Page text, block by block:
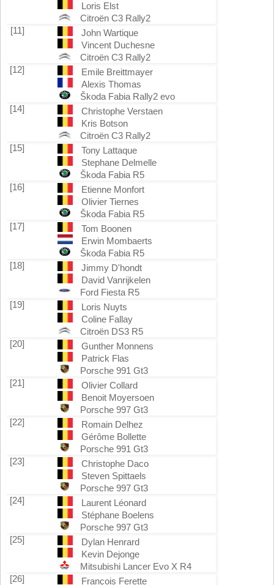
Loris Elst
Citroën C3 Rally2
[11]
John Wartique
Vincent Duchesne
Citroën C3 Rally2
[12]
Emile Breittmayer
Alexis Thomas
Škoda Fabia Rally2 evo
[14]
Christophe Verstaen
Kris Botson
Citroën C3 Rally2
[15]
Tony Lattaque
Stephane Delmelle
Škoda Fabia R5
[16]
Etienne Monfort
Olivier Tiernes
Škoda Fabia R5
[17]
Tom Boonen
Erwin Mombaerts
Škoda Fabia R5
[18]
Jimmy D'hondt
David Vanrijkelen
Ford Fiesta R5
[19]
Loris Nuyts
Coline Fallay
Citroën DS3 R5
[20]
Gunther Monnens
Patrick Flas
Porsche 991 Gt3
[21]
Olivier Collard
Benoit Moyersoen
Porsche 997 Gt3
[22]
Romain Delhez
Gérôme Bollette
Porsche 991 Gt3
[23]
Christophe Daco
Steven Spittaels
Porsche 997 Gt3
[24]
Laurent Léonard
Stéphane Boelens
Porsche 997 Gt3
[25]
Dylan Henrard
Kevin Dejonge
Mitsubishi Lancer Evo X R4
[26]
François Ferette